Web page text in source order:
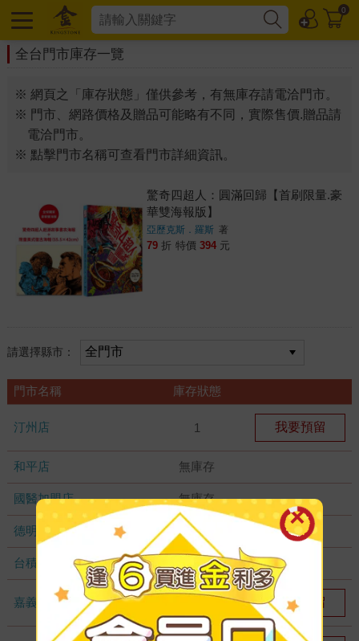
0
全台門市庫存一覽
※ 網頁之「庫存狀態」僅供參考，有無庫存請電洽門市。
※ 門市、網路價格及贈品可能略有不同，實際售價.贈品請
電洽門市。
※ 點擊門市名稱可查看門市詳細資訊。
驚奇四超人：圓滿回歸【首刷限量.豪
華雙海報版】
亞歷克斯．羅斯 著
79 折 特價 394 元
請選擇縣市：
門市名稱 庫存狀態
汀州店 1 我要預留
和平店 無庫存
國醫加盟店 無庫存
德明加盟店 無庫存
台積店 無庫存
嘉義耐斯店 我要預留